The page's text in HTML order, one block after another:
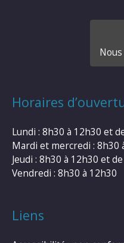
Horaires
Lundi : 8h30 à 12h30 et
Mardi et mercredi : 8h30
Jeudi : 8h30 à 12h30 et
Vendredi : 8h30 à 12h30
Liens